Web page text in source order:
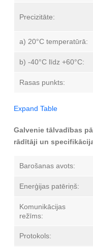
Precizitāte:
a) 20°C temperatūrā:
b) -40°C līdz +60°C:
Rasas punkts:
Expand Table
Galvenie tālvadības
rādītāji un
Barošanas avots:
Enerģijas patēriņš:
Komunikācijas
režīms:
Protokols: